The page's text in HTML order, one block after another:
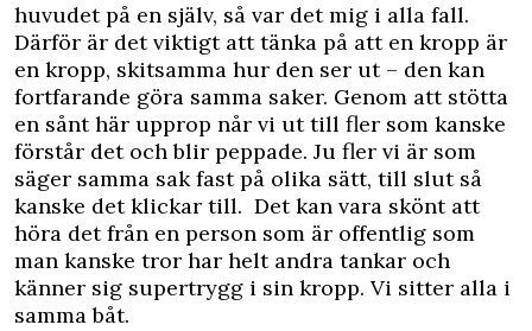
huvudet på en själv, så var det mig i alla fall.
Därför är det viktigt att tänka på att en kropp är
en kropp, skitsamma hur den ser ut – den kan
fortfarande göra samma saker. Genom att stötta
en sånt här upprop når vi ut till fler som kanske
förstår det och blir peppade. Ju fler vi är som
säger samma sak fast på olika sätt, till slut så
kanske det klickar till. Det kan vara skönt att
höra det från en person som är offentlig som
man kanske tror har helt andra tankar och
känner sig supertrygg i sin kropp. Vi sitter alla i
samma båt.